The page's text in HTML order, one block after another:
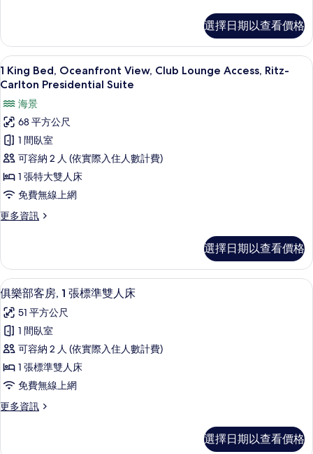
Suite
的
所
有
相
片
Bed,
Ocean
View,
Club
Access,
1-
Bedroom
Suite
的
情
選擇日期以查看價格
顯
示
1
King
Bed,
Oceanfront
View,
Club
Lounge
Access,
Presidential
Suite
的
所
有
相
片
1 King Bed, Oceanfront View, Club
10
1 King Bed, Oceanfront View, Club Lounge Access, Ritz-
Carlton Presidential Suite
海景
68 平方公尺
1 間臥室
可容納 2 人 (依實際入住人數計費)
1 張特大雙人床
免費無線上網
更多資訊
更
Bed,
Oceanfront
View,
Club
Lounge
Access,
Carlton
Presidential
Suite
的
詳
選擇日期以查看價格
顯
示
俱
樂
部
客
房,
1
標
高級寢具、迷你吧、客房內保險箱、書
8
俱樂部客房, 1 張標準雙人床
51 平方公尺
1 間臥室
可容納 2 人 (依實際入住人數計費)
1 張標準雙人床
免費無線上網
更多資訊
更
選擇日期以查看價格